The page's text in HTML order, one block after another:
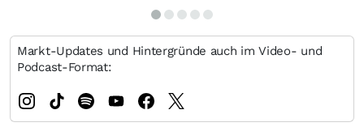
Markt-Updates und Hintergründe auch im Video- und
Podcast-Format: